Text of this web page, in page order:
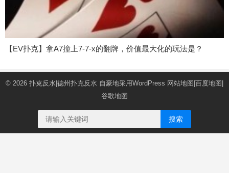
【EV扑克】拿A7撞上7-7-x的翻牌，价值最大化的玩法是？
© 2026 扑克反水|德州扑克反水 自豪地采用WordPress 网站地图|百度地图|
谷歌地图
搜索